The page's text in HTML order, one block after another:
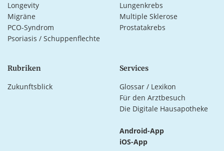
Longevity
Lungenkrebs
Migräne
Multiple Sklerose
PCO-Syndrom
Prostatakrebs
Psoriasis / Schuppenflechte
Rubriken
Zukunftsblick
Services
Glossar / Lexikon
Für den Arztbesuch
Die Digitale Hausapotheke
Android-App
iOS-App